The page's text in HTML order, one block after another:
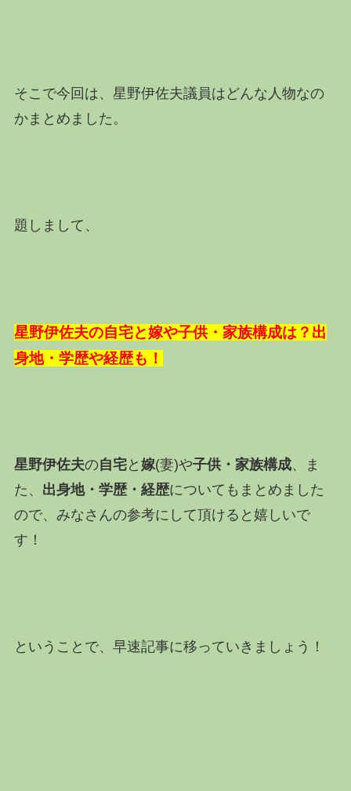
そこで今回は、星野伊佐夫議員はどんな人物なの
かまとめました。
題しまして、
星野伊佐夫の自宅と嫁や子供・家族構成は？出
身地・学歴や経歴も！
星野伊佐夫の自宅と 嫁(妻)や子供・家族構成、ま
た、 出身地・学歴・経歴についてもまとめました
ので、みなさんの参考にして頂けると嬉しいで
す！
ということで、早速記事に移っていきましょう！